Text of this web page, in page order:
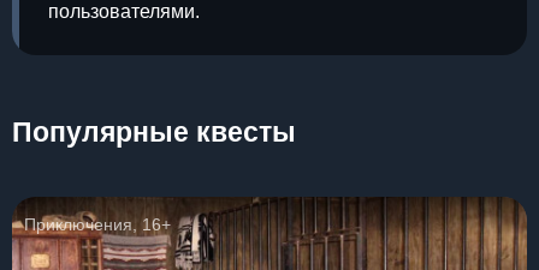
пользователями.
Популярные квесты
Приключения, 16+